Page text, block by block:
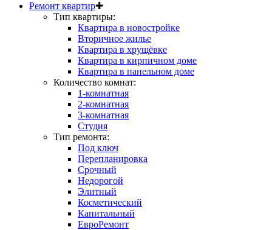
Ремонт квартир✚
Тип квартиры:
Квартира в новостройке
Вторичное жилье
Квартира в хрущёвке
Квартира в кирпичном доме
Квартира в панельном доме
Количество комнат:
1-комнатная
2-комнатная
3-комнатная
Студия
Тип ремонта:
Под ключ
Перепланировка
Срочный
Недорогой
Элитный
Косметический
Капитальный
ЕвроРемонт